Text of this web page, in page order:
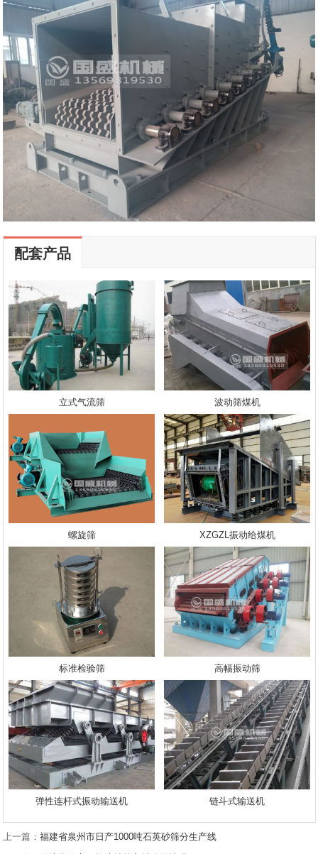
配套产品
立式气流筛 波动筛煤机
螺旋筛 XZGZL振动给煤机
标准检验筛 高幅振动筛
弹性连杆式振动输送机 链斗式输送机
上一篇：福建省泉州市日产1000吨石英砂筛分生产线